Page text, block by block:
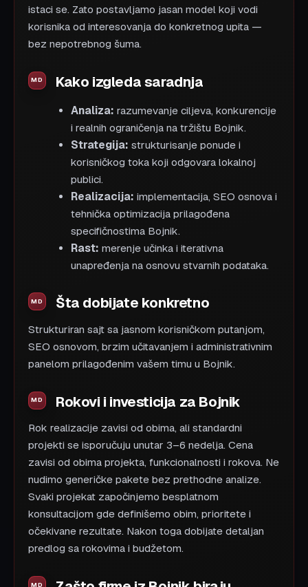
istaci se. Zato postavljamo jasan model koji vodi
korisnika od interesovanja do konkretnog upita —
bez nepotrebnog šuma.
Kako izgleda saradnja
Analiza: razumevanje ciljeva, konkurencije
i realnih ograničenja na tržištu Bojnik.
Strategija: strukturisanje ponude i
korisničkog toka koji odgovara lokalnoj
publici.
Realizacija: implementacija, SEO osnova i
tehnička optimizacija prilagođena
specifičnostima Bojnik.
Rast: merenje učinka i iterativna
unapređenja na osnovu stvarnih podataka.
Šta dobijate konkretno
Strukturiran sajt sa jasnom korisničkom putanjom,
SEO osnovom, brzim učitavanjem i administrativnim
panelom prilagođenim vašem timu u Bojnik.
Rokovi i investicija za Bojnik
Rok realizacije zavisi od obima, ali standardni
projekti se isporučuju unutar 3–6 nedelja. Cena
zavisi od obima projekta, funkcionalnosti i rokova. Ne
nudimo generičke pakete bez prethodne analize.
Svaki projekat započinjemo besplatnom
konsultacijom gde definišemo obim, prioritete i
očekivane rezultate. Nakon toga dobijate detaljan
predlog sa rokovima i budžetom.